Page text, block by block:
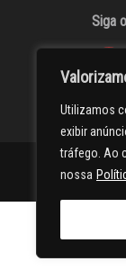
Utilizamos
exibir
tráfego. Ao
nossa
Siga